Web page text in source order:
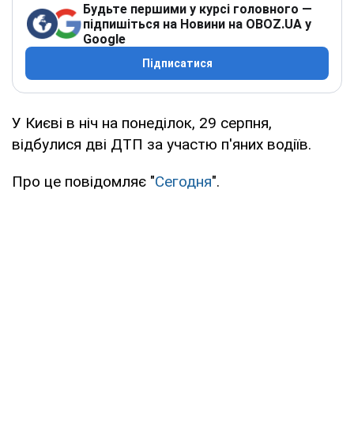
Будьте першими у курсі головного —
підпишіться на Новини на OBOZ.UA у
Google
Підписатися
У Києві в ніч на понеділок, 29 серпня,
відбулися дві ДТП за участю п'яних водіїв.
Про це повідомляє "Сегодня".